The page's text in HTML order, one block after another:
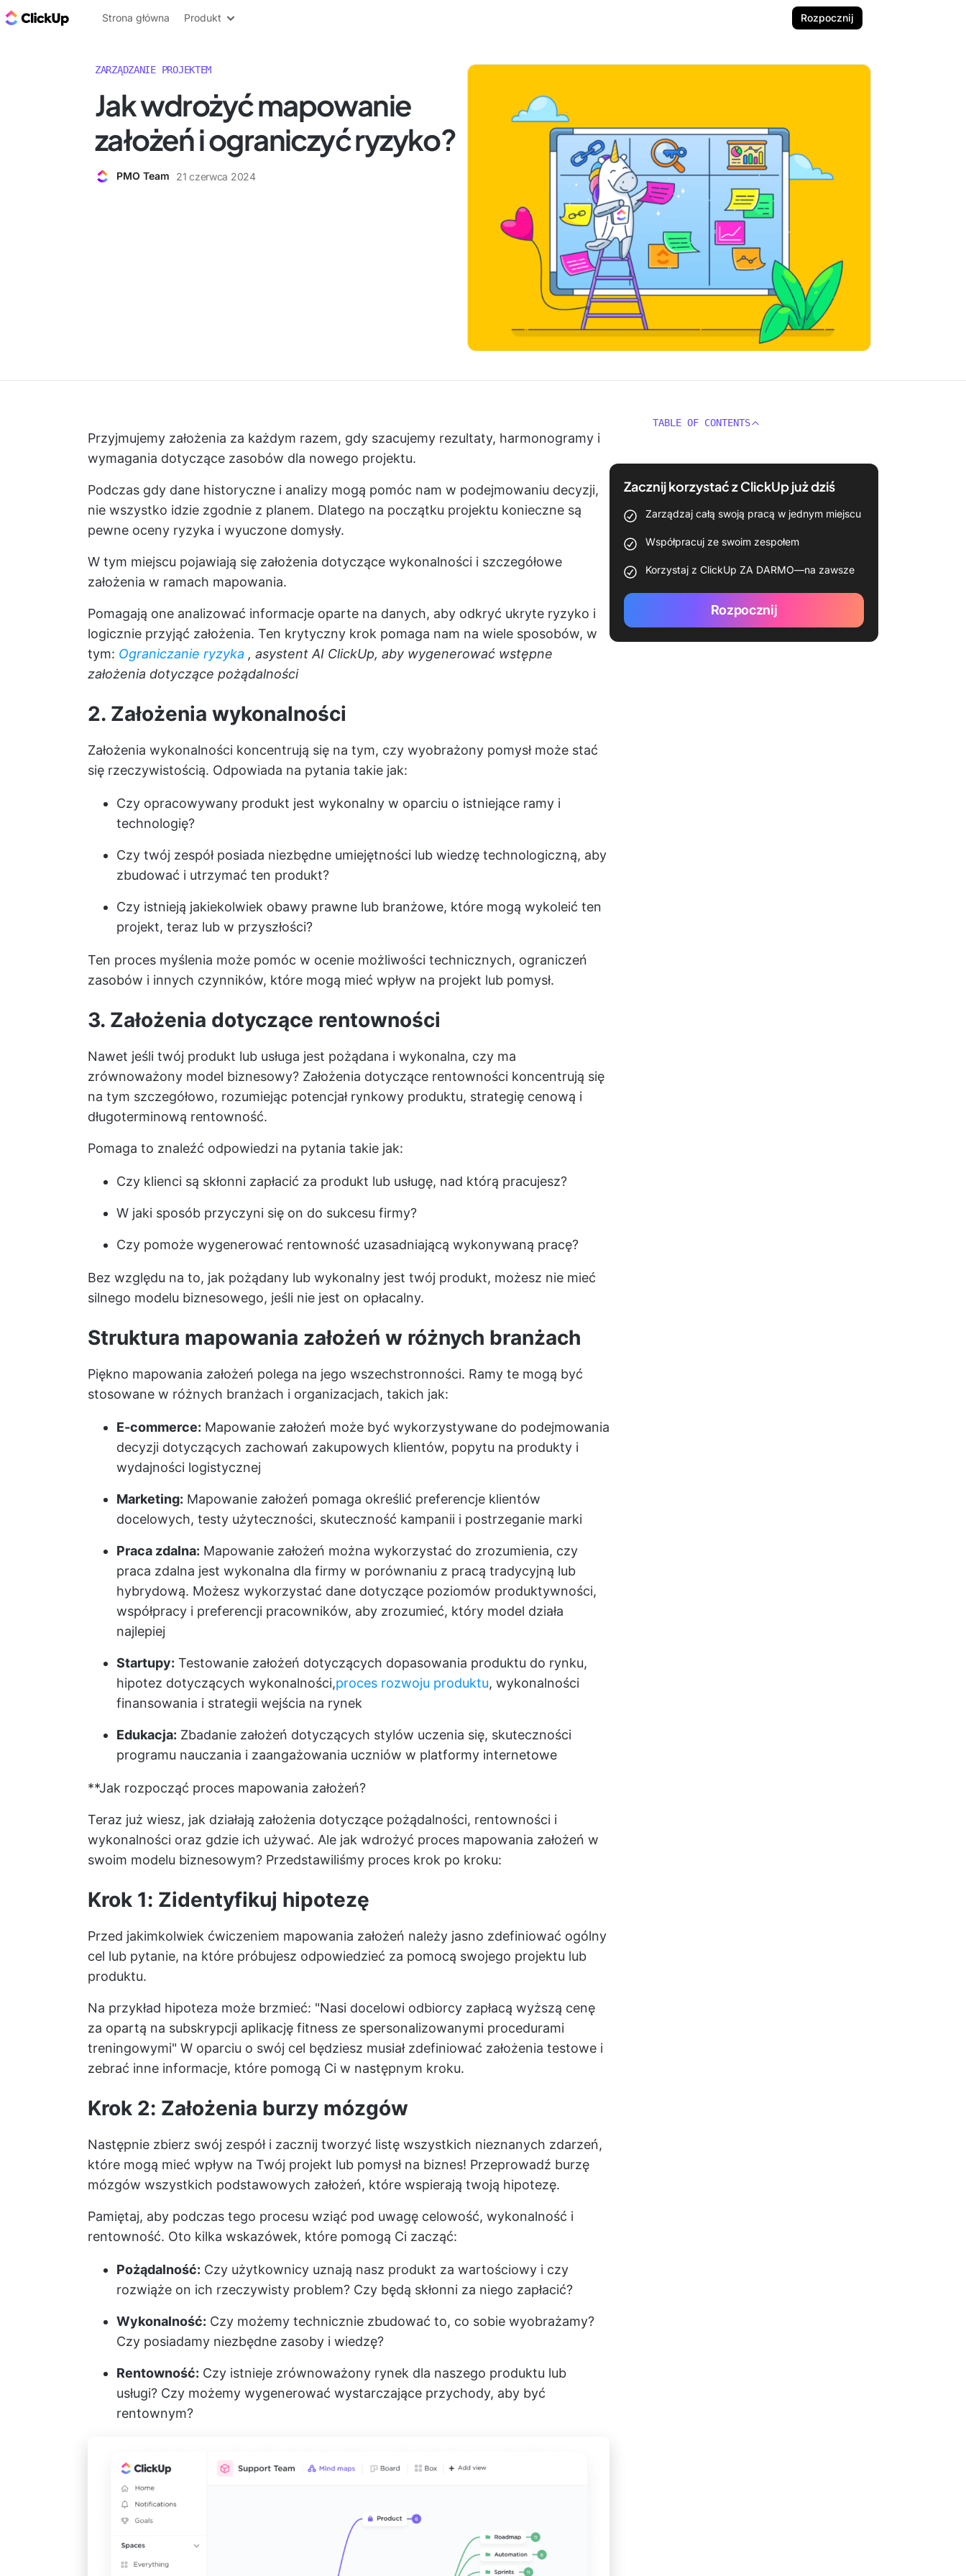
ClickUp Blog
Strona główna Produkt Rozpocznij
ZARZĄDZANIE PROJEKTEM
Jak wdrożyć mapowanie
założeń i ograniczyć ryzyko?
PMO Team 21 czerwca 2024
Przyjmujemy założenia za każdym razem, gdy szacujemy rezultaty, harmonogramy i
wymagania dotyczące zasobów dla nowego projektu.
Podczas gdy dane historyczne i analizy mogą pomóc nam w podejmowaniu decyzji,
nie wszystko idzie zgodnie z planem. Dlatego na początku projektu konieczne są
pewne oceny ryzyka i wyuczone domysły.
W tym miejscu pojawiają się założenia dotyczące wykonalności i szczegółowe
założenia w ramach mapowania.
Pomagają one analizować informacje oparte na danych, aby odkryć ukryte ryzyko i
logicznie przyjąć założenia. Ten krytyczny krok pomaga nam na wiele sposobów, w
tym: Ograniczanie ryzyka , asystent AI ClickUp, aby wygenerować wstępne
założenia dotyczące pożądalności
2. Założenia wykonalności
Założenia wykonalności koncentrują się na tym, czy wyobrażony pomysł może stać
się rzeczywistością. Odpowiada na pytania takie jak:
Czy opracowywany produkt jest wykonalny w oparciu o istniejące ramy i
technologię?
Czy twój zespół posiada niezbędne umiejętności lub wiedzę technologiczną, aby
zbudować i utrzymać ten produkt?
Czy istnieją jakiekolwiek obawy prawne lub branżowe, które mogą wykoleić ten
projekt, teraz lub w przyszłości?
Ten proces myślenia może pomóc w ocenie możliwości technicznych, ograniczeń
zasobów i innych czynników, które mogą mieć wpływ na projekt lub pomysł.
3. Założenia dotyczące rentowności
Nawet jeśli twój produkt lub usługa jest pożądana i wykonalna, czy ma
zrównoważony model biznesowy? Założenia dotyczące rentowności koncentrują się
na tym szczegółowo, rozumiejąc potencjał rynkowy produktu, strategię cenową i
długoterminową rentowność.
Pomaga to znaleźć odpowiedzi na pytania takie jak:
Czy klienci są skłonni zapłacić za produkt lub usługę, nad którą pracujesz?
W jaki sposób przyczyni się on do sukcesu firmy?
Czy pomoże wygenerować rentowność uzasadniającą wykonywaną pracę?
Bez względu na to, jak pożądany lub wykonalny jest twój produkt, możesz nie mieć
silnego modelu biznesowego, jeśli nie jest on opłacalny.
Struktura mapowania założeń w różnych branżach
Piękno mapowania założeń polega na jego wszechstronności. Ramy te mogą być
stosowane w różnych branżach i organizacjach, takich jak:
E-commerce: Mapowanie założeń może być wykorzystywane do podejmowania
decyzji dotyczących zachowań zakupowych klientów, popytu na produkty i
wydajności logistycznej
Marketing: Mapowanie założeń pomaga określić preferencje klientów
docelowych, testy użyteczności, skuteczność kampanii i postrzeganie marki
Praca zdalna: Mapowanie założeń można wykorzystać do zrozumienia, czy
praca zdalna jest wykonalna dla firmy w porównaniu z pracą tradycyjną lub
hybrydową. Możesz wykorzystać dane dotyczące poziomów produktywności,
współpracy i preferencji pracowników, aby zrozumieć, który model działa
najlepiej
Startupy: Testowanie założeń dotyczących dopasowania produktu do rynku,
hipotez dotyczących wykonalności,proces rozwoju produktu, wykonalności
finansowania i strategii wejścia na rynek
Edukacja: Zbadanie założeń dotyczących stylów uczenia się, skuteczności
programu nauczania i zaangażowania uczniów w platformy internetowe
**Jak rozpocząć proces mapowania założeń?
Teraz już wiesz, jak działają założenia dotyczące pożądalności, rentowności i
wykonalności oraz gdzie ich używać. Ale jak wdrożyć proces mapowania założeń w
swoim modelu biznesowym? Przedstawiliśmy proces krok po kroku:
Krok 1: Zidentyfikuj hipotezę
Przed jakimkolwiek ćwiczeniem mapowania założeń należy jasno zdefiniować ogólny
cel lub pytanie, na które próbujesz odpowiedzieć za pomocą swojego projektu lub
produktu.
Na przykład hipoteza może brzmieć: "Nasi docelowi odbiorcy zapłacą wyższą cenę
za opartą na subskrypcji aplikację fitness ze spersonalizowanymi procedurami
treningowymi" W oparciu o swój cel będziesz musiał zdefiniować założenia testowe i
zebrać inne informacje, które pomogą Ci w następnym kroku.
Krok 2: Założenia burzy mózgów
Następnie zbierz swój zespół i zacznij tworzyć listę wszystkich nieznanych zdarzeń,
które mogą mieć wpływ na Twój projekt lub pomysł na biznes! Przeprowadź burzę
mózgów wszystkich podstawowych założeń, które wspierają twoją hipotezę.
Pamiętaj, aby podczas tego procesu wziąć pod uwagę celowość, wykonalność i
rentowność. Oto kilka wskazówek, które pomogą Ci zacząć:
Pożądalność: Czy użytkownicy uznają nasz produkt za wartościowy i czy
rozwiąże on ich rzeczywisty problem? Czy będą skłonni za niego zapłacić?
Wykonalność: Czy możemy technicznie zbudować to, co sobie wyobrażamy?
Czy posiadamy niezbędne zasoby i wiedzę?
Rentowność: Czy istnieje zrównoważony rynek dla naszego produktu lub
usługi? Czy możemy wygenerować wystarczające przychody, aby być
rentownym?
TABLE OF CONTENTS
Zacznij korzystać z ClickUp już dziś
Zarządzaj całą swoją pracą w jednym miejscu
Współpracuj ze swoim zespołem
Korzystaj z ClickUp ZA DARMO—na zawsze
Rozpocznij